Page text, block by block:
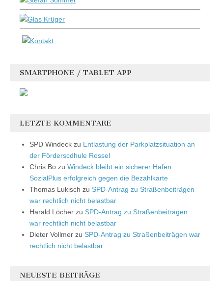
SMARTPHONE / TABLET APP
LETZTE KOMMENTARE
SPD Windeck zu Entlastung der Parkplatzsituation an
der Förderscdhule Rossel
Chris Bo zu Windeck bleibt ein sicherer Hafen:
SozialPlus erfolgreich gegen die Bezahlkarte
Thomas Lukisch zu SPD-Antrag zu Straßenbeiträgen
war rechtlich nicht belastbar
Harald Löcher zu SPD-Antrag zu Straßenbeiträgen
war rechtlich nicht belastbar
Dieter Vollmer zu SPD-Antrag zu Straßenbeiträgen war
rechtlich nicht belastbar
NEUESTE BEITRÄGE